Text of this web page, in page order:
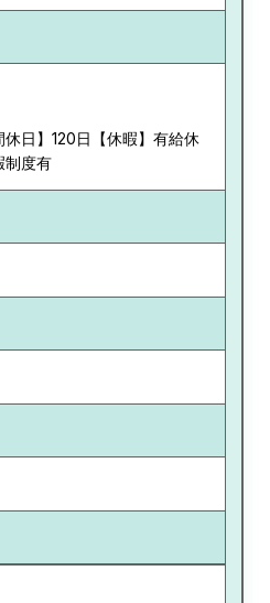
休日】120日【休暇】有給休
度有